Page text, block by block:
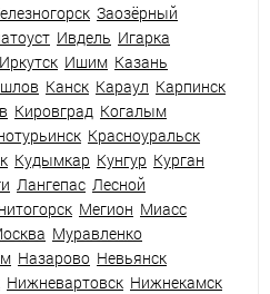
Заозёрный
Ивдель Игарка
Иркутск Ишим Казань
Канск Караул Карпинск
Кировград Когалым
Красноуральск
Кудымкар Кунгур Курган
Лангепас Лесной
Мегион Миасс
Муравленко
Назарово Невьянск
Нижневартовск Нижнекамск